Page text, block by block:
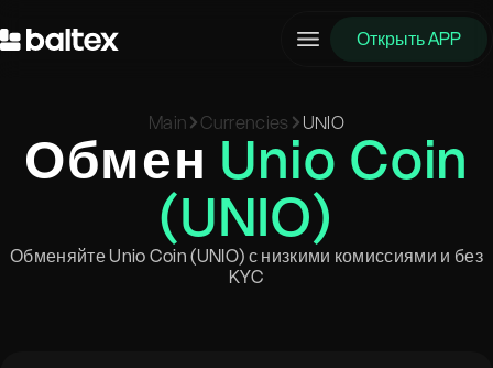
Открыть APP
Main Currencies UNIO
Обмен Unio Coin
(UNIO)
Обменяйте Unio Coin (UNIO) с низкими комиссиями и без
KYC